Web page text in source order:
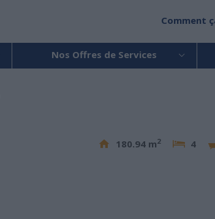
Comment
Nos Offres de Services
180.94 m2 4